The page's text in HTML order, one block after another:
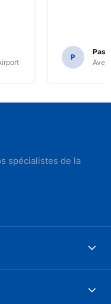
P
Avec
spécialistes de la